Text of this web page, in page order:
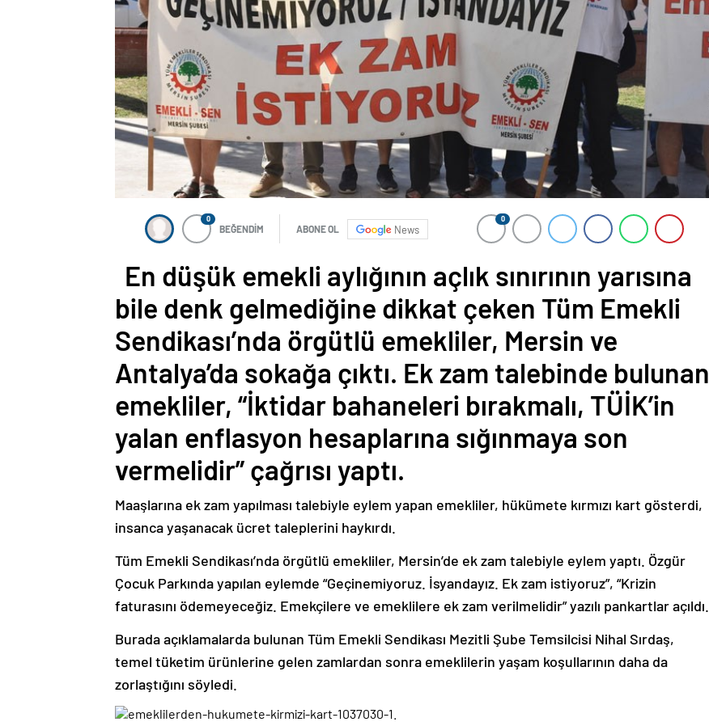
0
BEĞENDİM ABONE OL News
0
En düşük emekli aylığının açlık sınırının yarısına
bile denk gelmediğine dikkat çeken Tüm Emekli
Sendikası’nda örgütlü emekliler, Mersin ve
Antalya’da sokağa çıktı. Ek zam talebinde bulunan
emekliler, “İktidar bahaneleri bırakmalı, TÜİK’in
yalan enflasyon hesaplarına sığınmaya son
vermelidir” çağrısı yaptı.
Maaşlarına ek zam yapılması talebiyle eylem yapan emekliler, hükümete kırmızı kart gösterdi,
insanca yaşanacak ücret taleplerini haykırdı.
Tüm Emekli Sendikası’nda örgütlü emekliler, Mersin’de ek zam talebiyle eylem yaptı. Özgür
Çocuk Parkında yapılan eylemde “Geçinemiyoruz. İsyandayız. Ek zam istiyoruz”, “Krizin
faturasını ödemeyeceğiz. Emekçilere ve emeklilere ek zam verilmelidir” yazılı pankartlar açıldı.
Burada açıklamalarda bulunan Tüm Emekli Sendikası Mezitli Şube Temsilcisi Nihal Sırdaş,
temel tüketim ürünlerine gelen zamlardan sonra emeklilerin yaşam koşullarının daha da
zorlaştığını söyledi.